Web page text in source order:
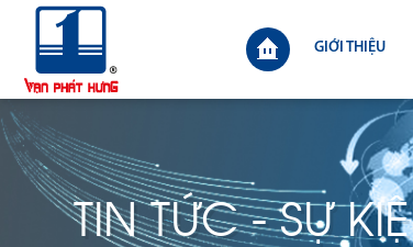
GIỚI THIỆU
TIN TỨC - SỰ